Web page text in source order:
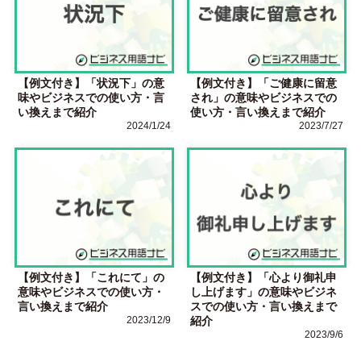
【例文付き】「状況下」の意
味やビジネスでの使い方・言
い換えまで紹介
2024/1/24
【例文付き】「ご健康に留意
され」の意味やビジネスでの
使い方・言い換えまで紹介
2023/7/27
【例文付き】「これにて」の
意味やビジネスでの使い方・
言い換えまで紹介
2023/12/9
【例文付き】「心より御礼申
し上げます」の意味やビジネ
スでの使い方・言い換えまで
紹介
2023/9/6